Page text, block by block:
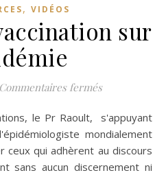
, VIDÉOS
sur
Commentaires ferméssur Effets de
mondialement
ceux qui adhèrent au discours
sans aucun discernement ni